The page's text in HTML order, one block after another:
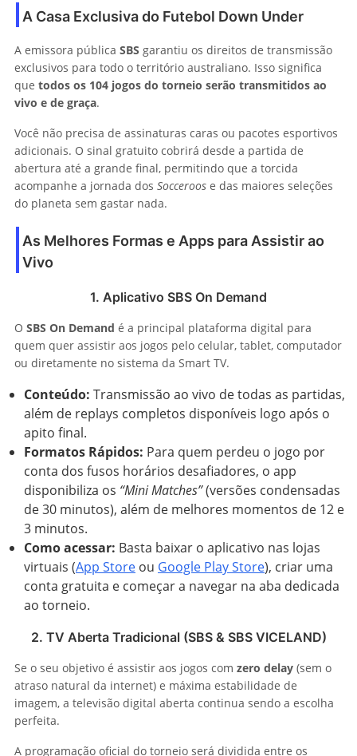
A Casa Exclusiva do Futebol Down Under
A emissora pública SBS garantiu os direitos de transmissão
exclusivos para todo o território australiano. Isso significa
que todos os 104 jogos do torneio serão transmitidos ao
vivo e de graça.
Você não precisa de assinaturas caras ou pacotes esportivos
adicionais. O sinal gratuito cobrirá desde a partida de
abertura até a grande final, permitindo que a torcida
acompanhe a jornada dos Socceroos e das maiores seleções
do planeta sem gastar nada.
As Melhores Formas e Apps para Assistir ao
Vivo
1. Aplicativo SBS On Demand
O SBS On Demand é a principal plataforma digital para
quem quer assistir aos jogos pelo celular, tablet, computador
ou diretamente no sistema da Smart TV.
Conteúdo: Transmissão ao vivo de todas as partidas,
além de replays completos disponíveis logo após o
apito final.
Formatos Rápidos: Para quem perdeu o jogo por
conta dos fusos horários desafiadores, o app
disponibiliza os “Mini Matches”(versões condensadas
de 30 minutos), além de melhores momentos de 12 e
3 minutos.
Como acessar: Basta baixar o aplicativo nas lojas
virtuais (App Store ou Google Play Store), criar uma
conta gratuita e começar a navegar na aba dedicada
ao torneio.
2. TV Aberta Tradicional (SBS & SBS VICELAND)
Se o seu objetivo é assistir aos jogos com zero delay (sem o
atraso natural da internet) e máxima estabilidade de
imagem, a televisão digital aberta continua sendo a escolha
perfeita.
A programação oficial do torneio será dividida entre os